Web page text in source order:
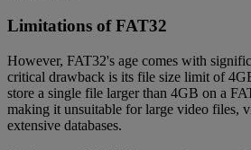
Limitations of FAT32
However, FAT32's age comes with
critical drawback is its file size limit of
store a single file larger than 4GB on a
making it unsuitable for large video files,
extensive databases.